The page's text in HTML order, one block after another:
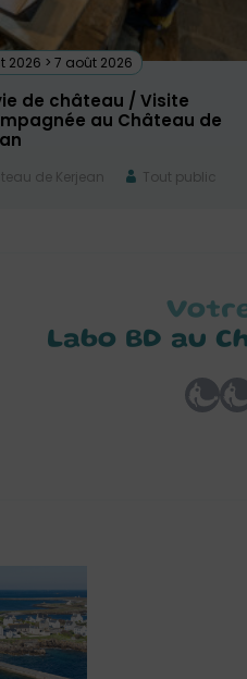
2026 > 7 août 2026
de château / Visite
au Château de
de Kerjean Tout public
Labo BD au